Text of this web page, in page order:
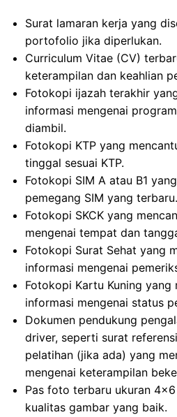
Surat lamaran kerja yang
portofolio jika diperlukan.
Curriculum Vitae (CV)
keterampilan dan keahlian
Fotokopi ijazah terakhir
informasi mengenai
diambil.
Fotokopi KTP yang
tinggal sesuai KTP.
Fotokopi SIM A atau B1
pemegang SIM yang terbaru.
Fotokopi SKCK yang
mengenai tempat dan
Fotokopi Surat Sehat yang
informasi mengenai
Fotokopi Kartu Kuning yang
informasi mengenai status
Dokumen pendukung
driver, seperti surat
pelatihan (jika ada) yang
mengenai keterampilan
Pas foto terbaru ukuran
kualitas gambar yang baik.